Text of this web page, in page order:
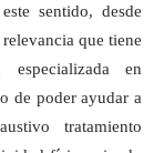
sentido, desde
que tiene
en
de poder ayudar a
tratamiento